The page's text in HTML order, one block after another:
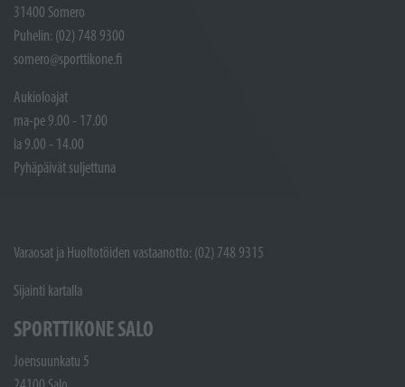
31400 Somero
Puhelin: (02) 748 9300
somero@sporttikone.fi
Aukioloajat
ma-pe 9.00 - 17.00
la 9.00 - 14.00
Pyhäpäivät suljettuna
Varaosat ja Huoltotöiden vastaanotto: (02) 748 9315
Sijainti kartalla
SPORTTIKONE SALO
Joensuunkatu 5